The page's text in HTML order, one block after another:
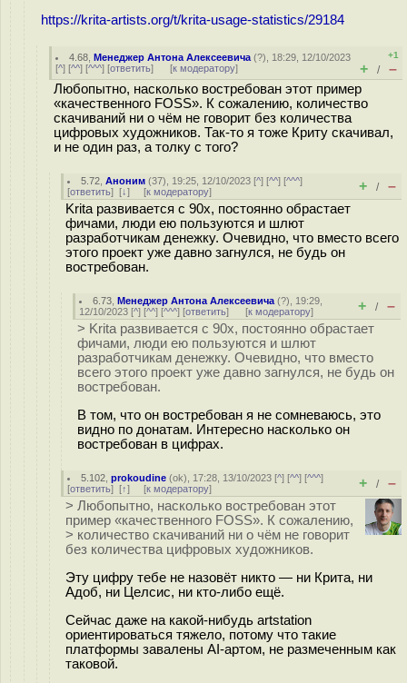
https://krita-artists.org/t/krita-usage-statistics/29184
4.68 ,Менеджер Антона Алексеевича (?), 18:29, 12/10/2023
[^] [^^] [^^^] [ответить] [к модератору]
+1
+ / –
Любопытно, насколько востребован этот пример
«качественного FOSS». К сожалению, количество
скачиваний ни о чём не говорит без количества
цифровых художников. Так-то я тоже Криту скачивал,
и не один раз, а толку с того?
5.72 ,Аноним (37), 19:25, 12/10/2023 [^] [^^] [^^^]
[ответить] [↓] [к модератору] + / –
Krita развивается с 90х, постоянно обрастает
фичами, люди ею пользуются и шлют
разработчикам денежку. Очевидно, что вместо всего
этого проект уже давно загнулся, не будь он
востребован.
6.73 ,Менеджер Антона Алексеевича (?), 19:29,
12/10/2023 [^] [^^] [^^^] [ответить] [к модератору] + / –
> Krita развивается с 90х, постоянно обрастает
фичами, люди ею пользуются и шлют
разработчикам денежку. Очевидно, что вместо
всего этого проект уже давно загнулся, не будь он
востребован.
В том, что он востребован я не сомневаюсь, это
видно по донатам. Интересно насколько он
востребован в цифрах.
5.102 ,prokoudine (ok), 17:28, 13/10/2023 [^] [^^] [^^^]
[ответить] [↑] [к модератору] + / –
> Любопытно, насколько востребован этот
пример «качественного FOSS». К сожалению,
> количество скачиваний ни о чём не говорит
без количества цифровых художников.
Эту цифру тебе не назовёт никто — ни Крита, ни
Адоб, ни Целсис, ни кто-либо ещё.
Сейчас даже на какой-нибудь artstation
ориентироваться тяжело, потому что такие
платформы завалены AI-артом, не размеченным как
таковой.